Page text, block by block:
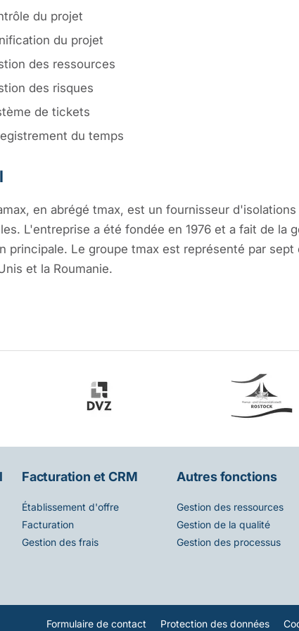
du projet
du projet
des ressources
des risques
de tickets
du temps
en abrégé tmax, est un fournisseur
L'entreprise a été fondée en 1976 et a fait de la
principale. Le groupe tmax est représenté par
et la Roumanie.
Facturation et CRM
Établissement d'offre
Facturation
Gestion des frais
Autres fonctions
Gestion des ressources
Gestion de la qualité
Gestion des processus
Formulaire de contact Protection des données